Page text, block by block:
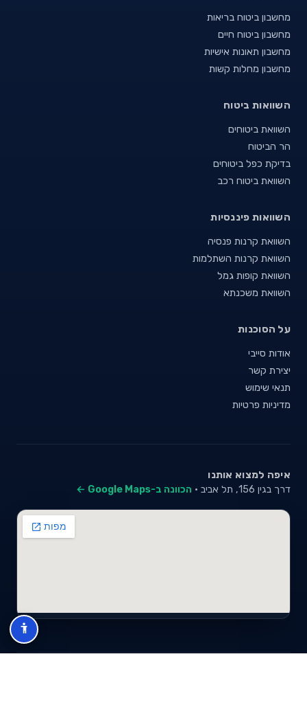
מחשבון ביטוח בריאות
מחשבון ביטוח חיים
מחשבון תאונות אישיות
מחשבון מחלות קשות
השוואות ביטוח
השוואת ביטוחים
הר הביטוח
בדיקת כפל ביטוחים
השוואת ביטוח רכב
השוואות פיננסיות
השוואת קרנות פנסיה
השוואת קרנות השתלמות
השוואת קופות גמל
השוואת משכנתא
על הסוכנות
אודות סייבי
יצירת קשר
תנאי שימוש
מדיניות פרטיות
איפה למצוא אותנו
דרך בגין 156, תל אביב · הכוונה ב-Google Maps ←